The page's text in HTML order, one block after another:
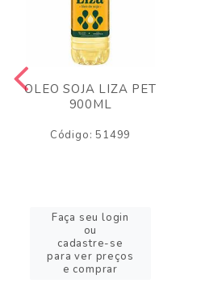
OLEO SOJA LIZA PET
900ML
Código: 51499
Faça seu login
ou
cadastre-se
para ver preços
e comprar